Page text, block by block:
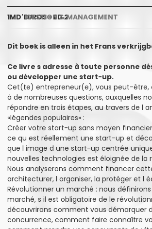
1MD'EUROS - ED 2
GESTION & MANAGEMENT
Dit boek is alleen in het Frans
Ce livre s adresse à toute personne
ou développer une start-up.
Cet(te) entrepreneur(e), vous peut-
à de nombreuses questions, auxquelles
répondre en trois étapes, au travers de l
«légendes populaires» :
Créer votre start-up sans moyen
ce qu est réellement une start-up et
que l image d une start-up centrée
nouvelles technologies est éloignée de la
Nous analyserons comment financer
architecturer, l organiser, la protéger et l
Révolutionner un marché : nous
marché, s il est obligatoire de le
découvrirons comment vous démarquer
concurrence, comment faire connaître